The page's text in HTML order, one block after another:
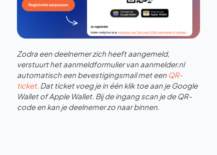
Zodra een deelnemer zich heeft aangemeld,
verstuurt het aanmeldformulier van aanmelder.nl
automatisch een bevestigingsmail met een QR-
ticket. Dat ticket voeg je in één klik toe aan je Google
Wallet of Apple Wallet. Bij de ingang scan je de QR-
code en kan je deelnemer zo naar binnen.